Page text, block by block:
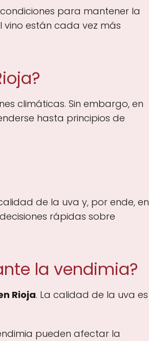
para mantener la
están cada vez más
climáticas. Sin embargo, en
hasta principios de
de la uva y, por ende, en
rápidas sobre
la vendimia?
Rioja. La calidad de la uva es
pueden afectar la